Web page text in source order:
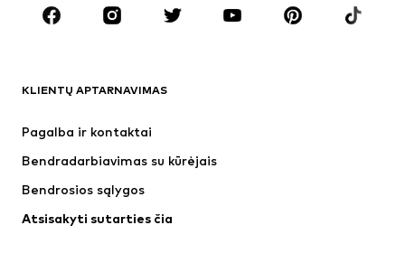
Aksesuarai
Premium
Naujienos
Apatiniai
Paltai
KLIENTŲ APTARNAVIMAS
Pagalba ir kontaktai
Bendradarbiavimas su kūrėjais
Bendrosios sąlygos
Atsisakyti sutarties čia